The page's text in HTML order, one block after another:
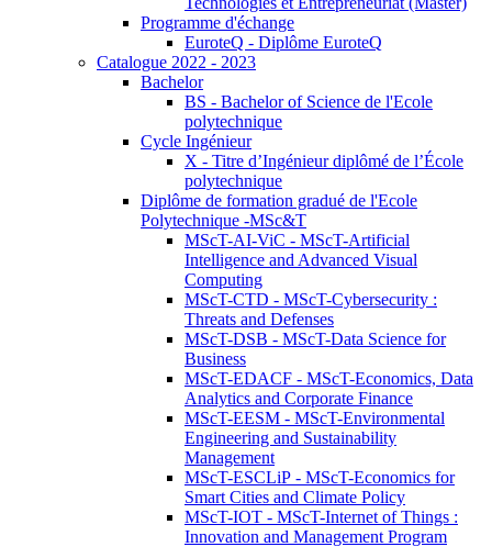
Programme d'échange
EuroteQ - Diplôme EuroteQ
Catalogue 2022 - 2023
Bachelor
BS - Bachelor of Science de l'Ecole
polytechnique
Cycle Ingénieur
X - Titre d’Ingénieur diplômé de l’École
polytechnique
Diplôme de formation gradué de l'Ecole
Polytechnique -MSc&T
MScT-AI-ViC - MScT-Artificial
Intelligence and Advanced Visual
Computing
MScT-CTD - MScT-Cybersecurity :
Threats and Defenses
MScT-DSB - MScT-Data Science for
Business
MScT-EDACF - MScT-Economics, Data
Analytics and Corporate Finance
MScT-EESM - MScT-Environmental
Engineering and Sustainability
Management
MScT-ESCLiP - MScT-Economics for
Smart Cities and Climate Policy
MScT-IOT - MScT-Internet of Things :
Innovation and Management Program